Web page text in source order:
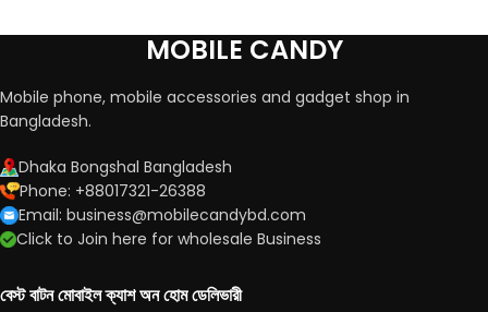
MOBILE CANDY
Mobile phone, mobile accessories and gadget shop in
Bangladesh.
Dhaka Bongshal Bangladesh
Phone: +88017321-26388
Email: business@mobilecandybd.com
Click to Join here for wholesale Business
বেস্ট বাটন মোবাইল ক্যাশ অন হোম ডেলিভারী